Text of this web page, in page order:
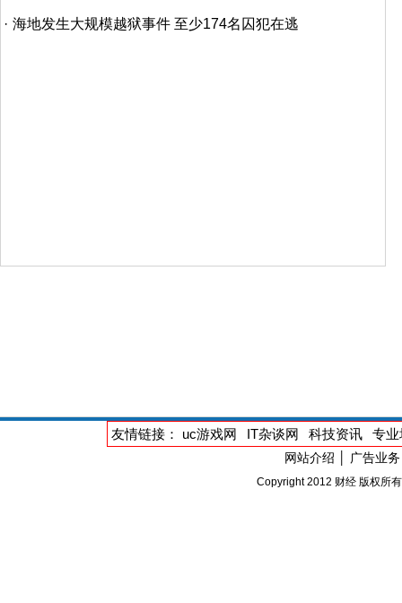
· 海地发生大规模越狱事件 至少174名囚犯在逃
友情链接： uc游戏网 IT杂谈网 科技资讯 专
网站介绍 广告业务
Copyright 2012 财经 版权所